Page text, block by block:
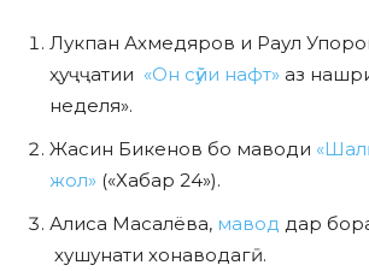
Лукпан Ахмедяров и Раул
ҳуҷҷатии «Он сӯйи нафт» аз
неделя».
Жасин Бикенов бо маводи
жол» («Хабар 24»).
Алиса Масалёва, мавод дар
хушунати хонаводагӣ.